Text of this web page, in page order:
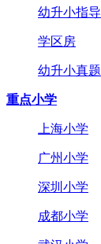
幼升小指导
学区房
幼升小真题
重点小学
上海小学
广州小学
深圳小学
成都小学